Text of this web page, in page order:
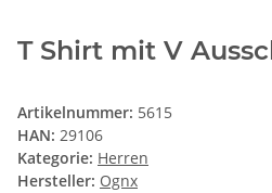
T Shirt mit V
Artikelnummer: 5615
HAN: 29106
Kategorie: Herren
Hersteller: Ognx